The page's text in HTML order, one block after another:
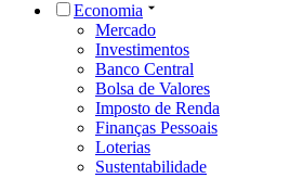
Economia
Mercado
Investimentos
Banco Central
Bolsa de Valores
Imposto de Renda
Finanças Pessoais
Loterias
Sustentabilidade